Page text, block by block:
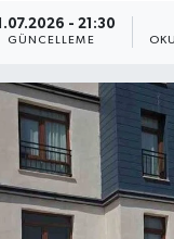
- 21:30
GÜNCELLEME